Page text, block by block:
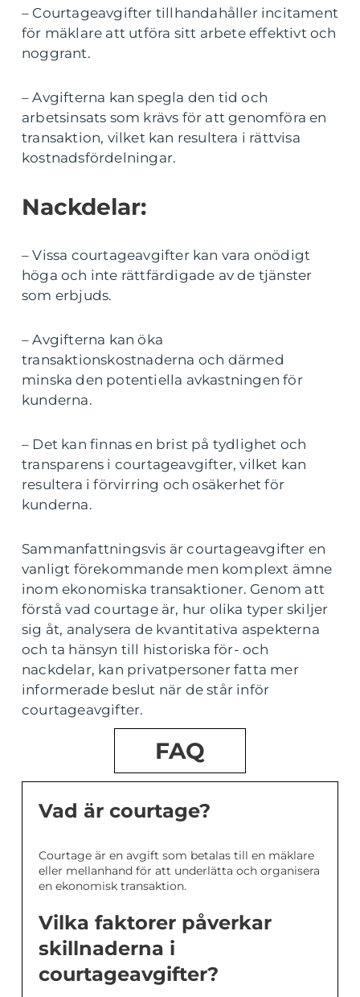
– Courtageavgifter tillhandahåller incitament
för mäklare att utföra sitt arbete effektivt och
noggrant.
– Avgifterna kan spegla den tid och
arbetsinsats som krävs för att genomföra en
transaktion, vilket kan resultera i rättvisa
kostnadsfördelningar.
Nackdelar:
– Vissa courtageavgifter kan vara onödigt
höga och inte rättfärdigade av de tjänster
som erbjuds.
– Avgifterna kan öka
transaktionskostnaderna och därmed
minska den potentiella avkastningen för
kunderna.
– Det kan finnas en brist på tydlighet och
transparens i courtageavgifter, vilket kan
resultera i förvirring och osäkerhet för
kunderna.
Sammanfattningsvis är courtageavgifter en
vanligt förekommande men komplext ämne
inom ekonomiska transaktioner. Genom att
förstå vad courtage är, hur olika typer skiljer
sig åt, analysera de kvantitativa aspekterna
och ta hänsyn till historiska för- och
nackdelar, kan privatpersoner fatta mer
informerade beslut när de står inför
courtageavgifter.
FAQ
Vad är courtage?
Courtage är en avgift som betalas till en mäklare
eller mellanhand för att underlätta och organisera
en ekonomisk transaktion.
Vilka faktorer påverkar
skillnaderna i
courtageavgifter?